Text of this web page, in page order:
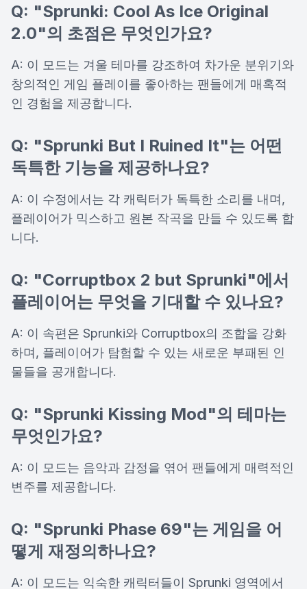
Q: "Sprunki: Cool As Ice Original
2.0"의 초점은 무엇인가요?
A: 이 모드는 겨울 테마를 강조하여 차가운 분위기와
창의적인 게임 플레이를 좋아하는 팬들에게 매혹적
인 경험을 제공합니다.
Q: "Sprunki But I Ruined It"는 어떤
독특한 기능을 제공하나요?
A: 이 수정에서는 각 캐릭터가 독특한 소리를 내며,
플레이어가 믹스하고 원본 작곡을 만들 수 있도록 합
니다.
Q: "Corruptbox 2 but Sprunki"에서
플레이어는 무엇을 기대할 수 있나요?
A: 이 속편은 Sprunki와 Corruptbox의 조합을 강화
하며, 플레이어가 탐험할 수 있는 새로운 부패된 인
물들을 공개합니다.
Q: "Sprunki Kissing Mod"의 테마는
무엇인가요?
A: 이 모드는 음악과 감정을 엮어 팬들에게 매력적인
변주를 제공합니다.
Q: "Sprunki Phase 69"는 게임을 어
떻게 재정의하나요?
A: 이 모드는 익숙한 캐릭터들이 Sprunki 영역에서